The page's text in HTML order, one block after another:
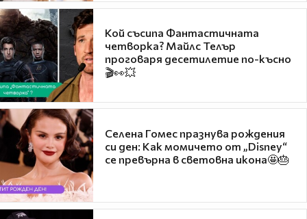
Кой съсипа Фантастичната
четворка? Майлс Телър
проговаря десетилетие по-късно
🎬👀💥
Селена Гомес празнува рождения
си ден: Как момичето от „Disney“
се превърна в световна икона🤩🎂